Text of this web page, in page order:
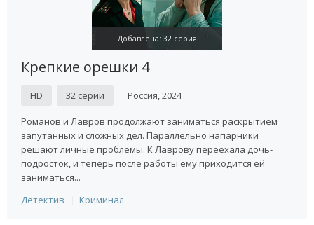
Добавлена: 32 серия
Крепкие орешки 4
HD 32 серии Россия, 2024
Романов и Лавров продолжают заниматься раскрытием
запутанных и сложных дел. Параллельно напарники
решают личные проблемы. К Лаврову переехала дочь-
подросток, и теперь после работы ему приходится ей
заниматься...
Детектив
Криминал